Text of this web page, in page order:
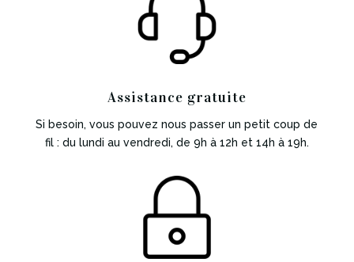
Assistance gratuite
Si besoin, vous pouvez nous passer un petit coup de
fil : du lundi au vendredi, de 9h à 12h et 14h à 19h.